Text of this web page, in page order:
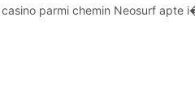
parmi chemin Neosurf apte